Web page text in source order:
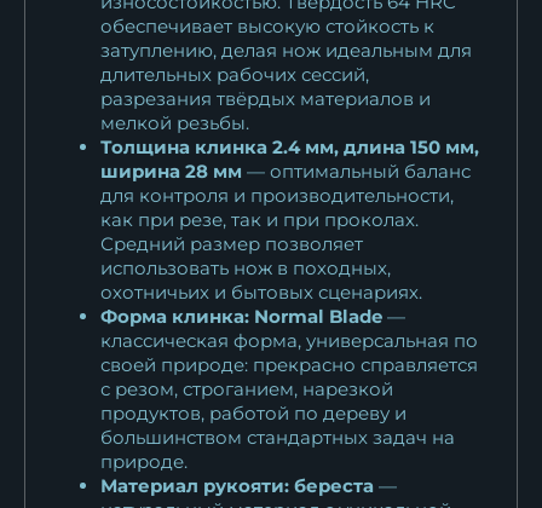
обеспечивает высокую стойкость к
затуплению, делая нож идеальным для
длительных рабочих сессий,
разрезания твёрдых материалов и
мелкой резьбы.
Толщина клинка 2.4 мм, длина 150 мм,
ширина 28 мм — оптимальный баланс
для контроля и производительности,
как при резе, так и при проколах.
Средний размер позволяет
использовать нож в походных,
охотничьих и бытовых сценариях.
Форма клинка: Normal Blade —
классическая форма, универсальная по
своей природе: прекрасно справляется
с резом, строганием, нарезкой
продуктов, работой по дереву и
большинством стандартных задач на
природе.
Материал рукояти: береста —